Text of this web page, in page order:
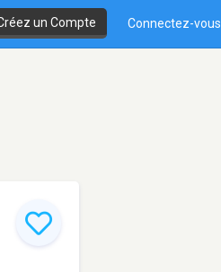
un Compte Connectez-vous